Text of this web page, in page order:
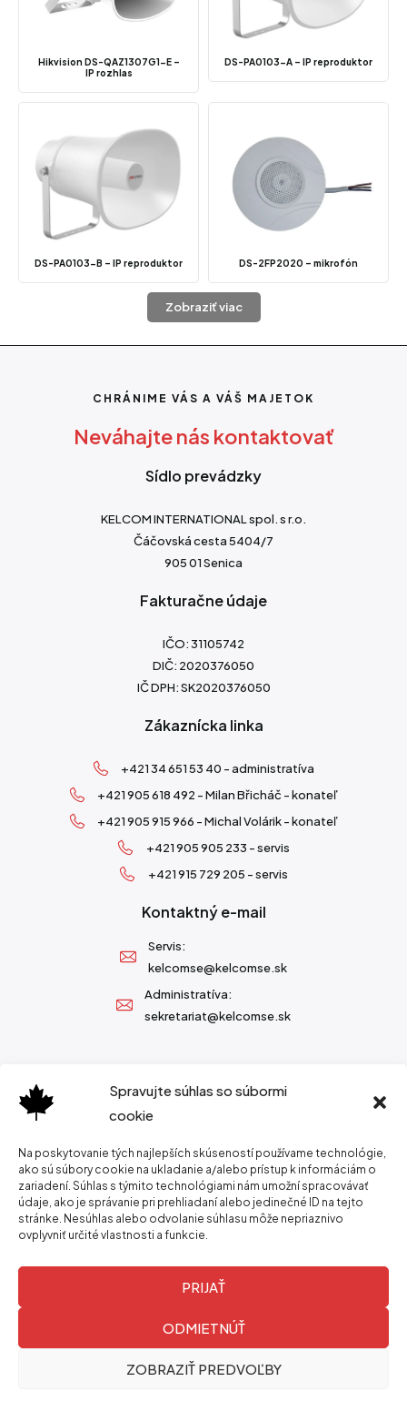
Spravujte súhlas so súbormi
cookie
Na poskytovanie tých najlepších skúseností používame technológie,
ako sú súbory cookie na ukladanie a/alebo prístup k informáciám o
zariadení. Súhlas s týmito technológiami nám umožní spracovávať
údaje, ako je správanie pri prehliadaní alebo jedinečné ID na tejto
stránke. Nesúhlas alebo odvolanie súhlasu môže nepriaznivo
ovplyvniť určité vlastnosti a funkcie.
PRIJAŤ
ODMIETNÚŤ
ZOBRAZIŤ PREDVOĽBY
Hikvision DS-QAZ1307G1-E –
IP rozhlas
DS-PA0103-A – IP reproduktor
DS-PA0103-B – IP reproduktor DS-2FP2020 – mikrofón
Zobraziť viac
CHRÁNIME VÁS A VÁŠ MAJETOK
Neváhajte nás kontaktovať
Sídlo prevádzky
KELCOM INTERNATIONAL spol. s r.o.
Čáčovská cesta 5404/7
905 01 Senica
Fakturačne údaje
IČO: 31105742
DIČ: 2020376050
IČ DPH: SK2020376050
Zákaznícka linka
+421 34 651 53 40 - administratíva
+421 905 618 492 - Milan Břicháč - konateľ
+421 905 915 966 - Michal Volárik - konateľ
+421 905 905 233 - servis
+421 915 729 205 - servis
Kontaktný e-mail
Servis:
kelcomse@kelcomse.sk
Administratíva:
sekretariat@kelcomse.sk